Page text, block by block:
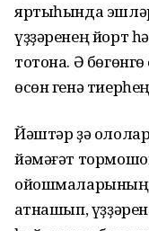
яртыһында
үҙҙәренең йорт
тотона. Ә бөгөнгө
өсөн генә
Йәштәр ҙә
йәмәғәт
ойошмаларының
ҡатнашып,